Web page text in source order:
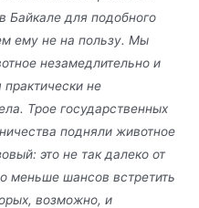
Байкале для подобного
ему не на пользу. Мы
незамедлительно и
не
Трое государственных
подняли животное
это не так далеко от
меньше шансов встретить
возможно, и